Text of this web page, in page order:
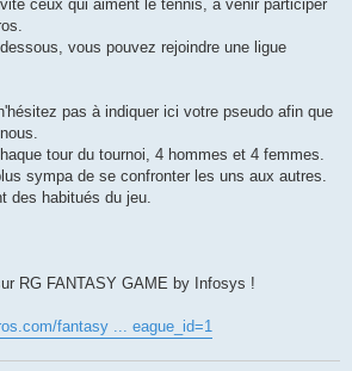
ceux qui aiment le tennis, à venir participer
vous pouvez rejoindre une ligue
pas à indiquer ici votre pseudo afin que
tour du tournoi, 4 hommes et 4 femmes.
sympa de se confronter les uns aux autres.
des habitués du jeu.
RG FANTASY GAME by Infosys !
fantasy ... eague_id=1